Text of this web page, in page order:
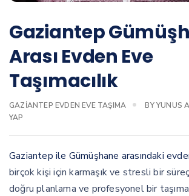
Gaziantep
Arası Evden Eve
Taşımacılık
GAZIANTEP EVDEN EVE TAŞIMA BYYUNUS
YAP
Gaziantep ile Gümüşhane arasındaki
birçok kişi için karmaşık ve stresli bir
doğru planlama ve profesyonel bir